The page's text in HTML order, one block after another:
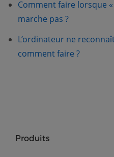
Comment faire lorsque
marche pas ?
L’ordinateur ne
comment faire ?
Produits